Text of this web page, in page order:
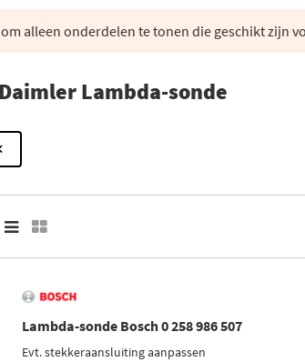
alleen onderdelen te tonen die geschikt zijn
Daimler Lambda-sonde
Lambda-sonde Bosch 0 258 986 507
Evt. stekkeraansluiting aanpassen